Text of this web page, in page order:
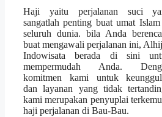
Haji yaitu perjalanan suci
sangatlah penting buat umat
seluruh dunia. bila Anda
buat mengawali perjalanan ini,
Indowisata berada di sini
mempermudah Anda.
komitmen kami untuk
dan layanan yang tidak
kami merupakan penyuplai
haji perjalanan di Bau-Bau.